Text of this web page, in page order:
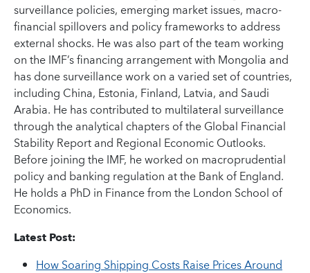
surveillance policies, emerging market issues, macro-
financial spillovers and policy frameworks to address
external shocks. He was also part of the team working
on the IMF’s financing arrangement with Mongolia and
has done surveillance work on a varied set of countries,
including China, Estonia, Finland, Latvia, and Saudi
Arabia. He has contributed to multilateral surveillance
through the analytical chapters of the Global Financial
Stability Report and Regional Economic Outlooks.
Before joining the IMF, he worked on macroprudential
policy and banking regulation at the Bank of England.
He holds a PhD in Finance from the London School of
Economics.
Latest Post:
How Soaring Shipping Costs Raise Prices Around